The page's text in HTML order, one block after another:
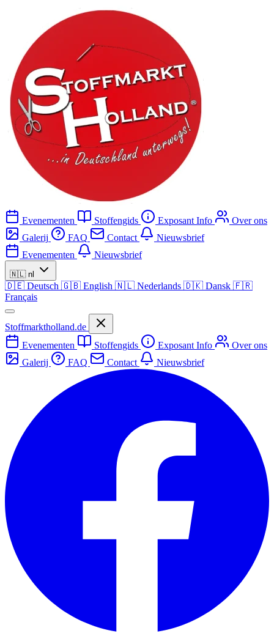
Evenementen Stoffengids Exposant Info
Over ons
Galerij
FAQ Contact
Nieuwsbrief
Evenementen
Nieuwsbrief
🇳🇱 nl
🇩🇪 Deutsch 🇬🇧 English 🇳🇱 Nederlands 🇩🇰 Dansk 🇫🇷
Français
Stoffmarktholland.de
Evenementen
Stoffengids Exposant Info
Over ons
Galerij
FAQ Contact Nieuwsbrief